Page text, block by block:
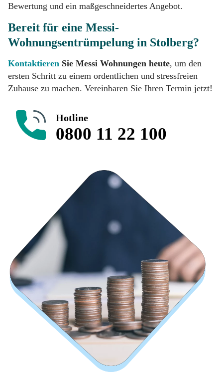
Bewertung und ein maßgeschneidertes Angebot.
Bereit für eine Messi-
Wohnungsentrümpelung in Stolberg?
Kontaktieren Sie Messi Wohnungen heute, um den
ersten Schritt zu einem ordentlichen und stressfreien
Zuhause zu machen. Vereinbaren Sie Ihren Termin jetzt!
Hotline
0800 11 22 100